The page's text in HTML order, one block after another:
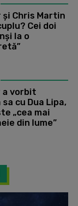
și Chris Martin
Cei doi
la o
a vorbit
cu Dua Lipa,
„cea mai
din lume”